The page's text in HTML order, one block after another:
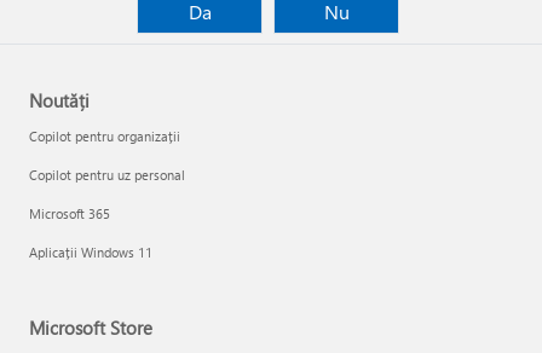
Da
Nu
Noutăți
Copilot pentru organizații
Copilot pentru uz personal
Microsoft 365
Aplicații Windows 11
Microsoft Store